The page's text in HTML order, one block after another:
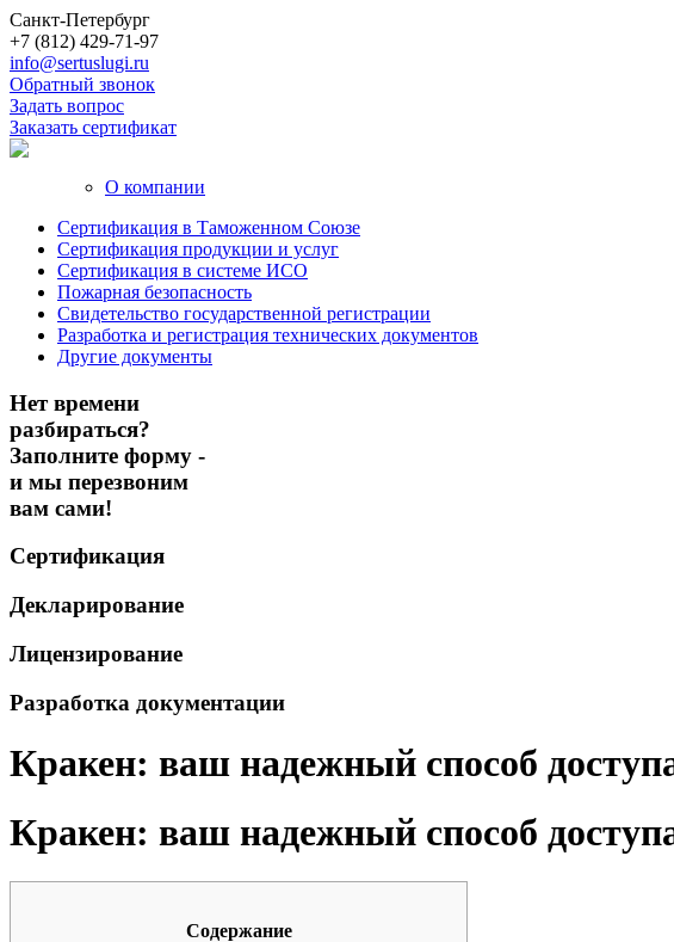
Санкт-Петербург
+7 (812) 429-71-97
info@sertuslugi.ru
Обратный звонок
Задать вопрос
Заказать сертификат
О компании
Сертификация в Таможенном Союзе
Сертификация продукции и услуг
Сертификация в системе ИСО
Пожарная безопасность
Свидетельство государственной регистрации
Разработка и регистрация технических документов
Другие документы
Нет времени
разбираться?
Заполните форму -
и мы перезвоним
вам сами!
Сертификация
Декларирование
Лицензирование
Разработка документации
Кракен: ваш надежный способ
Кракен: ваш надежный способ
Содержание